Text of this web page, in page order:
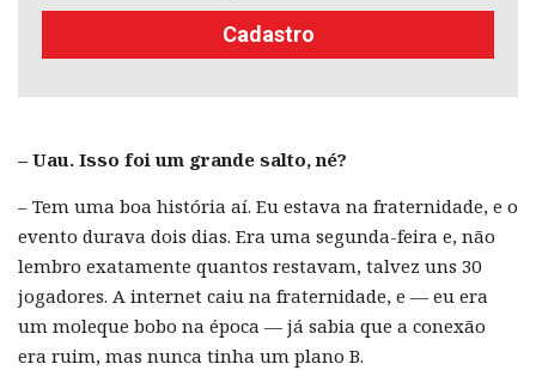
Cadastro
– Uau. Isso foi um grande salto, né?
– Tem uma boa história aí. Eu estava na fraternidade, e o
evento durava dois dias. Era uma segunda-feira e, não
lembro exatamente quantos restavam, talvez uns 30
jogadores. A internet caiu na fraternidade, e — eu era
um moleque bobo na época — já sabia que a conexão
era ruim, mas nunca tinha um plano B.